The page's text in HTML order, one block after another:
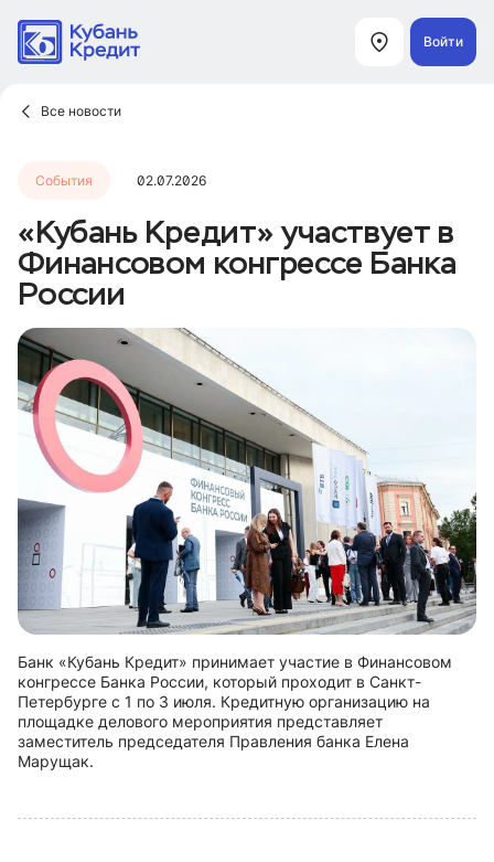
Войти
Все новости
События 02.07.2026
«Кубань Кредит» участвует в
Финансовом конгрессе Банка
России
Банк «Кубань Кредит» принимает участие в Финансовом
конгрессе Банка России, который проходит в Санкт-
Петербурге с 1 по 3 июля. Кредитную организацию на
площадке делового мероприятия представляет
заместитель председателя Правления банка Елена
Марущак.